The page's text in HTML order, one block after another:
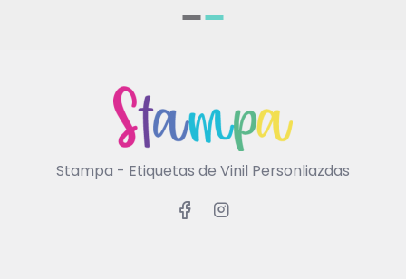
Stampa - Etiquetas de Vinil Personliazdas